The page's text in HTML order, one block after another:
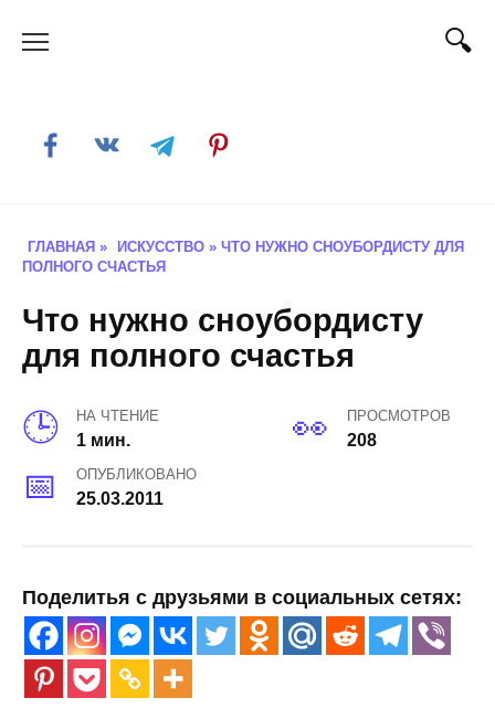
ГЛАВНАЯ » ИСКУССТВО » ЧТО НУЖНО СНОУБОРДИСТУ ДЛЯ
ПОЛНОГО СЧАСТЬЯ
Что нужно сноубордисту
для полного счастья
НА ЧТЕНИЕ
1 мин.
ПРОСМОТРОВ
208
ОПУБЛИКОВАНО
25.03.2011
Поделитья с друзьями в социальных сетях: